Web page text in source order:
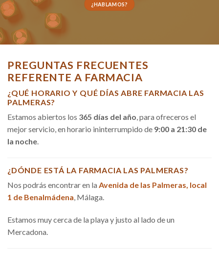
¿HABLAMOS?
PREGUNTAS FRECUENTES
REFERENTE A FARMACIA
¿QUÉ HORARIO Y QUÉ DÍAS ABRE FARMACIA LAS
PALMERAS?
Estamos abiertos los 365 días del año, para ofreceros el
mejor servicio, en horario ininterrumpido de 9:00 a 21:30 de
la noche.
¿DÓNDE ESTÁ LA FARMACIA LAS PALMERAS?
Nos podrás encontrar en la Avenida de las Palmeras, local
1 de Benalmádena, Málaga.
Estamos muy cerca de la playa y justo al lado de un
Mercadona.